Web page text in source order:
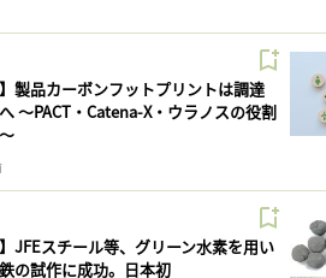
】製品カーボンフットプリントは調達
〜PACT・Catena-X・ウラノスの役割
】JFEスチール等、グリーン水素を用い
の試作に成功。日本初